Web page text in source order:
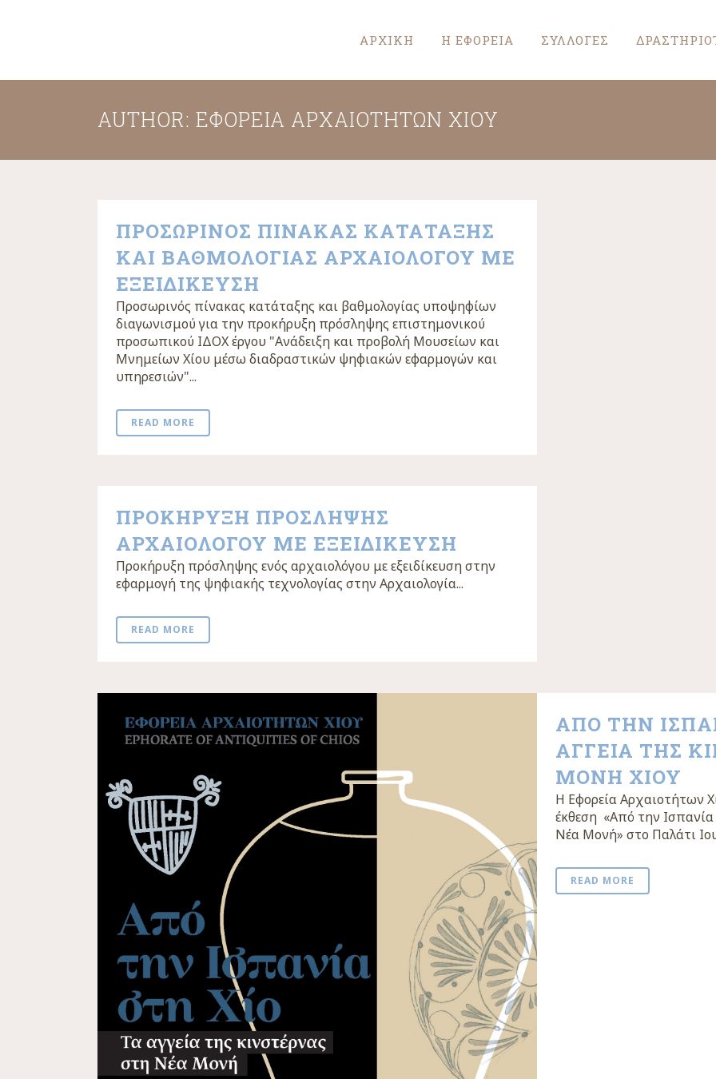
ΑΡΧΙΚΗ Η ΕΦΟΡΕΙΑ ΣΥΛΛΟΓΕΣ
AUTHOR: ΕΦΟΡΕΊΑ ΑΡΧΑΙΟΤΉΤΩΝ ΧΊΟΥ
ΠΡΟΣΩΡΙΝΟΣ ΠΙΝΑΚΑΣ ΚΑΤΑΤΑΞΗΣ
ΚΑΙ ΒΑΘΜΟΛΟΓΙΑΣ ΑΡΧΑΙΟΛΟΓΟΥ ΜΕ
ΕΞΕΙΔΙΚΕΥΣΗ
Προσωρινός πίνακας κατάταξης και βαθμολογίας υποψηφίων
διαγωνισμού για την προκήρυξη πρόσληψης επιστημονικού
προσωπικού ΙΔΟΧ έργου "Ανάδειξη και προβολή Μουσείων και
Μνημείων Χίου μέσω διαδραστικών ψηφιακών εφαρμογών και
υπηρεσιών"...
READ MORE
ΠΡΟΚΗΡΥΞΗ ΠΡΟΣΛΗΨΗΣ
ΑΡΧΑΙΟΛΟΓΟΥ ΜΕ ΕΞΕΙΔΙΚΕΥΣΗ
Προκήρυξη πρόσληψης ενός αρχαιολόγου με εξειδίκευση στην
εφαρμογή της ψηφιακής τεχνολογίας στην Αρχαιολογία...
READ MORE
ΑΠΟ ΤΗΝ
ΑΓΓΕΙΑ ΤΗΣ
ΜΟΝΗ ΧΙΟΥ
Η Εφορεία Αρχαιοτήτων
έκθεση «Από την Ισπανία
Νέα Μονή» στο Παλάτι
READ MORE